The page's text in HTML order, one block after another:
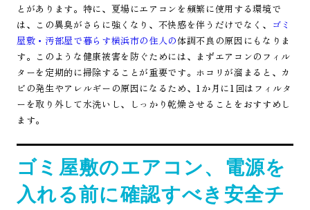
とがあります。特に、夏場にエアコンを頻繁に使用する環境で
は、この異臭がさらに強くなり、不快感を伴うだけでなく、
ゴミ
屋敷・汚部屋で暮らす横浜市の住人の体調不良の原因にもなりま
す。このような健康被害を防ぐためには、まずエアコンのフィル
ターを定期的に掃除することが重要です。ホコリが溜まると、カ
ビの発生やアレルギーの原因になるため、1か月に1回はフィルタ
ーを取り外して水洗いし、しっかり乾燥させることをおすすめし
ます。
ゴミ屋敷のエアコン、電源を
入れる前に確認すべき安全チ